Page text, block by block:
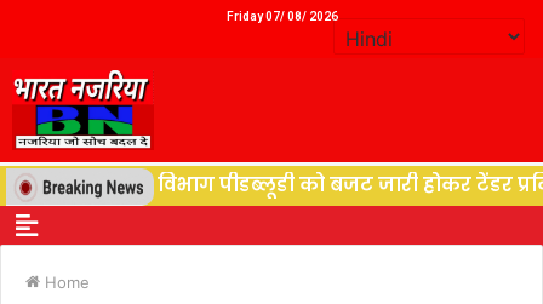
Friday 07/ 08/ 2026
विद्युत विभाग पीडब्लूडी को बजट जारी होकर टेंडर
Home